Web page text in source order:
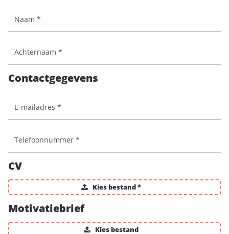
Contactgegevens
CV
Kies bestand *
Motivatiebrief
Kies bestand